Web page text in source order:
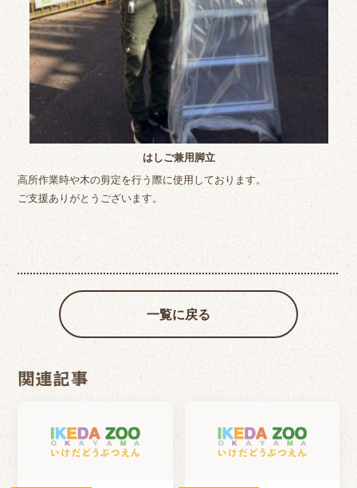
はしご兼用脚立
高所作業時や木の剪定を行う際に使用しております。
ご支援ありがとうございます。
一覧に戻る
関連記事